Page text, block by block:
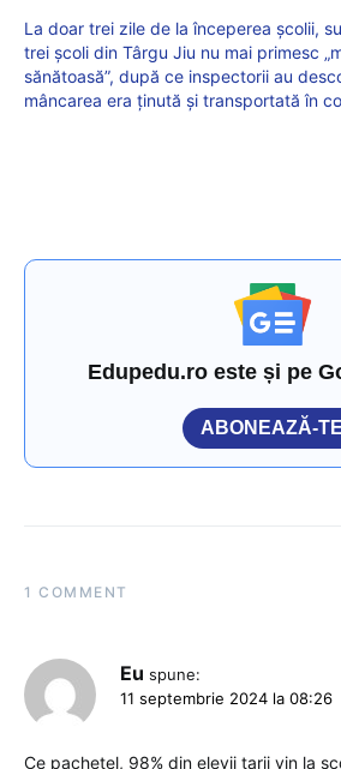
La doar trei zile de la începerea școlii,
trei școli din Târgu Jiu nu mai primesc
sănătoasă”, după ce inspectorii au
mâncarea era ținută și transportată în
Edupedu.ro este și pe
ABONEAZĂ-TE
1 COMMENT
Eu spune:
11 septembrie 2024 la 08:26
Ce pachetel, 98% din elevii tarii vin la